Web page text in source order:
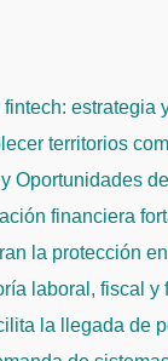
estrategia
territorios
Oportunidades
financiera
la protección
laboral, fiscal y
la llegada de